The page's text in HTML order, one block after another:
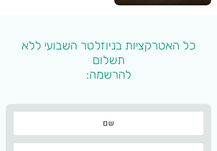
כל האטרקציות בניוזלטר השבועי ללא
תשלום
להרשמה: